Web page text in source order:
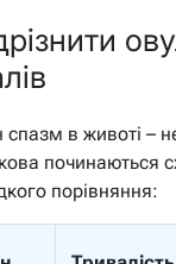
спазм в животі –
починаються
порівняння: